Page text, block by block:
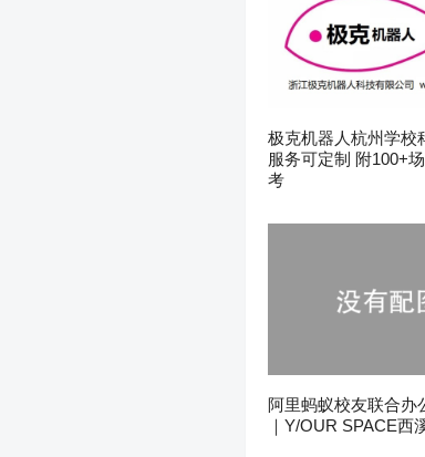
极克机器人杭州学校
服务可定制 附100+
考
阿里蚂蚁校友联合办
｜Y/OUR SPACE西